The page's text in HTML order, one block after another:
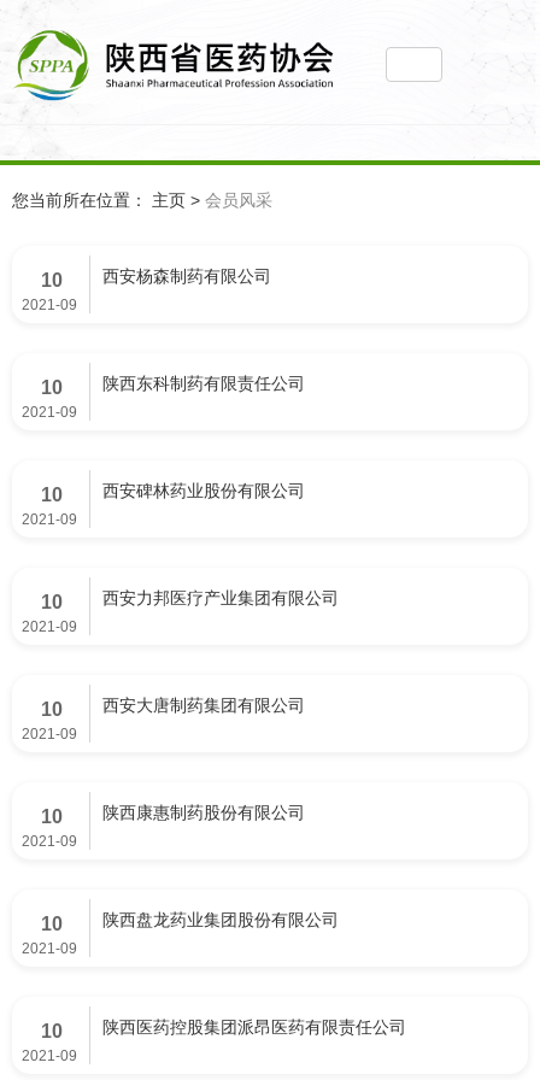
您当前所在位置： 主页 > 会员风采
10
2021-09
西安杨森制药有限公司
10
2021-09
陕西东科制药有限责任公司
10
2021-09
西安碑林药业股份有限公司
10
2021-09
西安力邦医疗产业集团有限公司
10
2021-09
西安大唐制药集团有限公司
10
2021-09
陕西康惠制药股份有限公司
10
2021-09
陕西盘龙药业集团股份有限公司
10
2021-09
陕西医药控股集团派昂医药有限责任公司